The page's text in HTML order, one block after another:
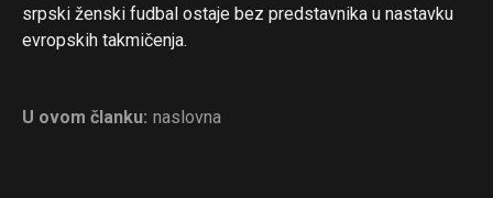
srpski ženski fudbal ostaje bez predstavnika u nastavku
evropskih takmičenja.
U ovom članku: naslovna